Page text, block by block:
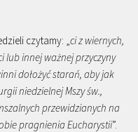
czytamy: „ci z wiernych,
lub innej ważnej przyczyny
dołożyć starań, aby jak
niedzielnej Mszy św.,
przewidzianych na
pragnienia Eucharystii”.